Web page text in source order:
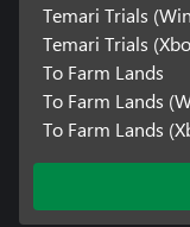
Temari Trials
Temari Trials
To Farm Lands
To Farm Lands
To Farm Lands